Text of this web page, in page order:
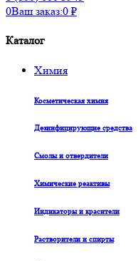
0Ваш заказ:0 ₽
Каталог
Химия
Косметическая химия
Дезинфицирующие средства
Смолы и отвердители
Химические реактивы
Индикаторы и красители
Растворители и спирты